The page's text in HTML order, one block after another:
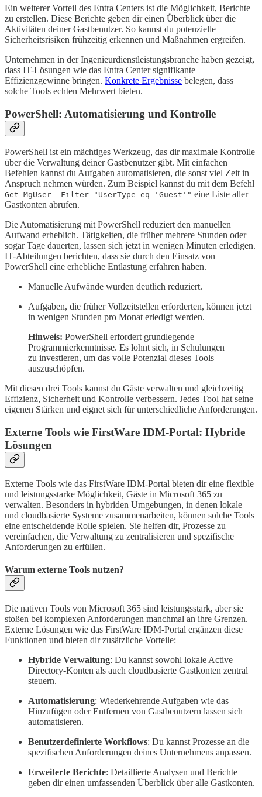
Ein weiterer Vorteil des Entra Centers ist die Möglichkeit, Berichte
zu erstellen. Diese Berichte geben dir einen Überblick über die
Aktivitäten deiner Gastbenutzer. So kannst du potenzielle
Sicherheitsrisiken frühzeitig erkennen und Maßnahmen ergreifen.
Unternehmen in der Ingenieurdienstleistungsbranche haben gezeigt,
dass IT-Lösungen wie das Entra Center signifikante
Effizienzgewinne bringen. Konkrete Ergebnisse belegen, dass
solche Tools echten Mehrwert bieten.
PowerShell: Automatisierung und Kontrolle
PowerShell ist ein mächtiges Werkzeug, das dir maximale Kontrolle
über die Verwaltung deiner Gastbenutzer gibt. Mit einfachen
Befehlen kannst du Aufgaben automatisieren, die sonst viel Zeit in
Anspruch nehmen würden. Zum Beispiel kannst du mit dem Befehl
Get-MgUser -Filter "UserType eq 'Guest'" eine Liste aller
Gastkonten abrufen.
Die Automatisierung mit PowerShell reduziert den manuellen
Aufwand erheblich. Tätigkeiten, die früher mehrere Stunden oder
sogar Tage dauerten, lassen sich jetzt in wenigen Minuten erledigen.
IT-Abteilungen berichten, dass sie durch den Einsatz von
PowerShell eine erhebliche Entlastung erfahren haben.
Manuelle Aufwände wurden deutlich reduziert.
Aufgaben, die früher Vollzeitstellen erforderten, können jetzt
in wenigen Stunden pro Monat erledigt werden.
Hinweis: PowerShell erfordert grundlegende
Programmierkenntnisse. Es lohnt sich, in Schulungen
zu investieren, um das volle Potenzial dieses Tools
auszuschöpfen.
Mit diesen drei Tools kannst du Gäste verwalten und gleichzeitig
Effizienz, Sicherheit und Kontrolle verbessern. Jedes Tool hat seine
eigenen Stärken und eignet sich für unterschiedliche Anforderungen.
Externe Tools wie FirstWare IDM-Portal: Hybride
Lösungen
Externe Tools wie das FirstWare IDM-Portal bieten dir eine flexible
und leistungsstarke Möglichkeit, Gäste in Microsoft 365 zu
verwalten. Besonders in hybriden Umgebungen, in denen lokale
und cloudbasierte Systeme zusammenarbeiten, können solche Tools
eine entscheidende Rolle spielen. Sie helfen dir, Prozesse zu
vereinfachen, die Verwaltung zu zentralisieren und spezifische
Anforderungen zu erfüllen.
Warum externe Tools nutzen?
Die nativen Tools von Microsoft 365 sind leistungsstark, aber sie
stoßen bei komplexen Anforderungen manchmal an ihre Grenzen.
Externe Lösungen wie das FirstWare IDM-Portal ergänzen diese
Funktionen und bieten dir zusätzliche Vorteile:
Hybride Verwaltung: Du kannst sowohl lokale Active
Directory-Konten als auch cloudbasierte Gastkonten zentral
steuern.
Automatisierung: Wiederkehrende Aufgaben wie das
Hinzufügen oder Entfernen von Gastbenutzern lassen sich
automatisieren.
Benutzerdefinierte Workflows: Du kannst Prozesse an die
spezifischen Anforderungen deines Unternehmens anpassen.
Erweiterte Berichte: Detaillierte Analysen und Berichte
geben dir einen umfassenden Überblick über alle Gastkonten.